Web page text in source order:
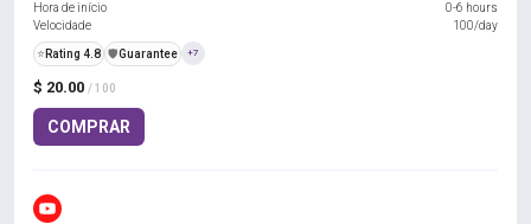
$ 20.00 / 100
COMPRAR
Hora de início
0-6 hours
Velocidade
100/day
⭐ Rating 4.8 ️🛡️Guarantee +7